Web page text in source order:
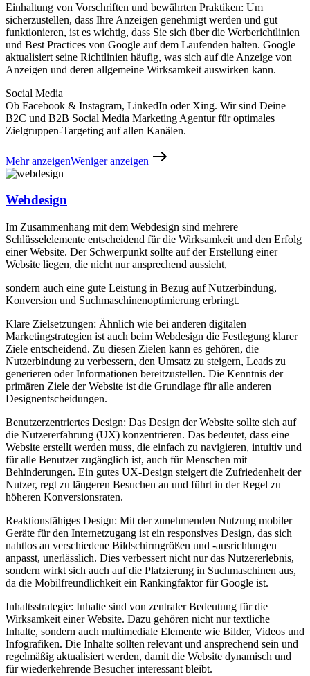
Einhaltung von Vorschriften und bewährten Praktiken: Um
sicherzustellen, dass Ihre Anzeigen genehmigt werden und gut
funktionieren, ist es wichtig, dass Sie sich über die Werberichtlinien
und Best Practices von Google auf dem Laufenden halten. Google
aktualisiert seine Richtlinien häufig, was sich auf die Anzeige von
Anzeigen und deren allgemeine Wirksamkeit auswirken kann.
Social Media
Ob Facebook & Instagram, LinkedIn oder Xing. Wir sind Deine
B2C und B2B Social Media Marketing Agentur für optimales
Zielgruppen-Targeting auf allen Kanälen.
Mehr anzeigenWeniger anzeigen
Webdesign
Im Zusammenhang mit dem Webdesign sind mehrere
Schlüsselelemente entscheidend für die Wirksamkeit und den Erfolg
einer Website. Der Schwerpunkt sollte auf der Erstellung einer
Website liegen, die nicht nur ansprechend aussieht,
sondern auch eine gute Leistung in Bezug auf Nutzerbindung,
Konversion und Suchmaschinenoptimierung erbringt.
Klare Zielsetzungen: Ähnlich wie bei anderen digitalen
Marketingstrategien ist auch beim Webdesign die Festlegung klarer
Ziele entscheidend. Zu diesen Zielen kann es gehören, die
Nutzerbindung zu verbessern, den Umsatz zu steigern, Leads zu
generieren oder Informationen bereitzustellen. Die Kenntnis der
primären Ziele der Website ist die Grundlage für alle anderen
Designentscheidungen.
Benutzerzentriertes Design: Das Design der Website sollte sich auf
die Nutzererfahrung (UX) konzentrieren. Das bedeutet, dass eine
Website erstellt werden muss, die einfach zu navigieren, intuitiv und
für alle Benutzer zugänglich ist, auch für Menschen mit
Behinderungen. Ein gutes UX-Design steigert die Zufriedenheit der
Nutzer, regt zu längeren Besuchen an und führt in der Regel zu
höheren Konversionsraten.
Reaktionsfähiges Design: Mit der zunehmenden Nutzung mobiler
Geräte für den Internetzugang ist ein responsives Design, das sich
nahtlos an verschiedene Bildschirmgrößen und -ausrichtungen
anpasst, unerlässlich. Dies verbessert nicht nur das Nutzererlebnis,
sondern wirkt sich auch auf die Platzierung in Suchmaschinen aus,
da die Mobilfreundlichkeit ein Rankingfaktor für Google ist.
Inhaltsstrategie: Inhalte sind von zentraler Bedeutung für die
Wirksamkeit einer Website. Dazu gehören nicht nur textliche
Inhalte, sondern auch multimediale Elemente wie Bilder, Videos und
Infografiken. Die Inhalte sollten relevant und ansprechend sein und
regelmäßig aktualisiert werden, damit die Website dynamisch und
für wiederkehrende Besucher interessant bleibt.